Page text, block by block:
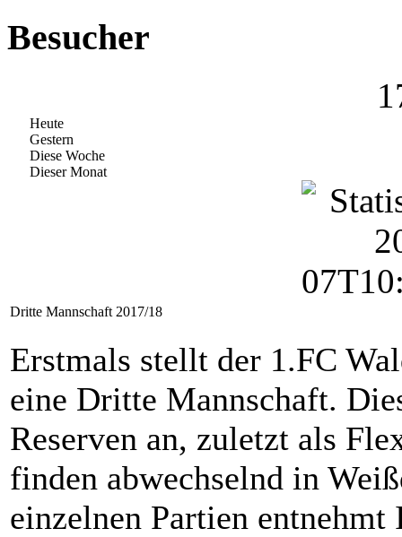
Besucher
Heute
Gestern
Diese Woche
Dieser Monat
Dritte Mannschaft 2017/18
Erstmals stellt der 1.FC
eine Dritte Mannschaft.
Reserven an, zuletzt als
finden abwechselnd in
einzelnen Partien